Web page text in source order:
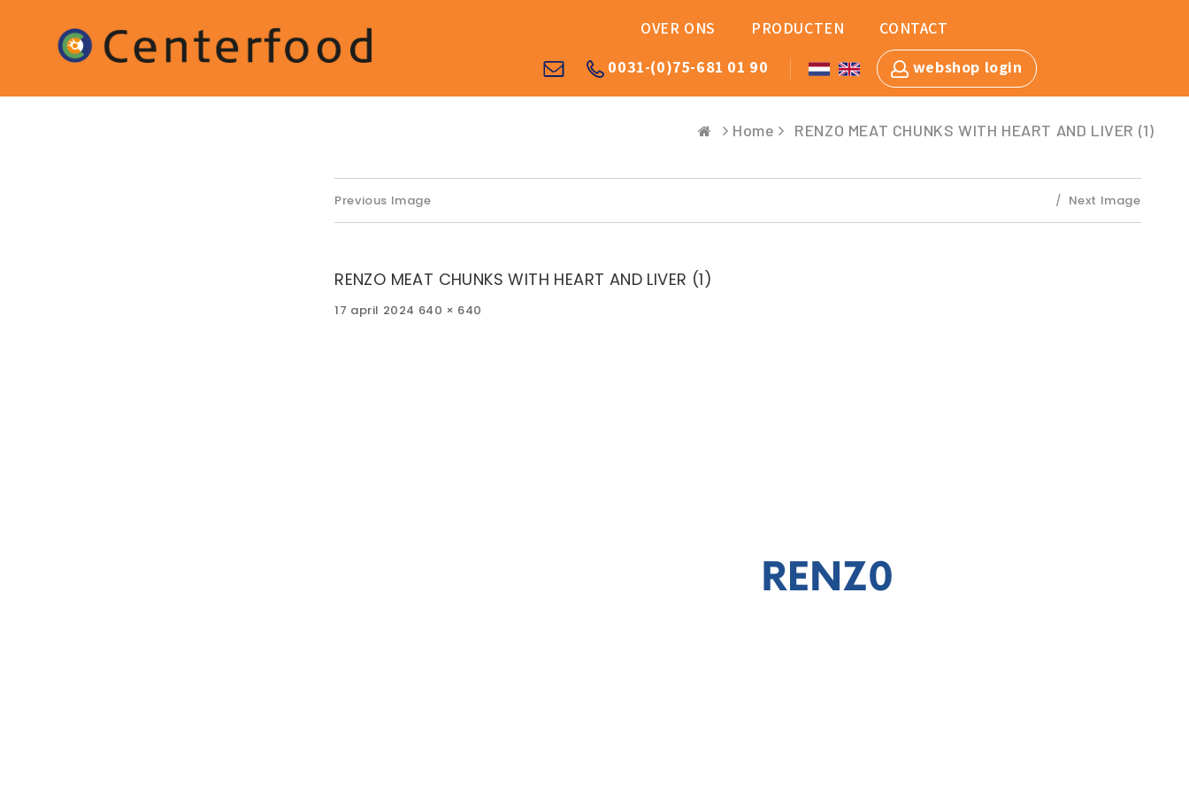
OVER ONS PRODUCTEN
CONTACT
0031-(0)75-681 01 90
webshop login
Home RENZO MEAT CHUNKS WITH HEART AND LIVER (1)
Previous Image Next Image
RENZO MEAT CHUNKS WITH HEART AND LIVER (1)
Posted
17 april 2024 Full
640 × 640